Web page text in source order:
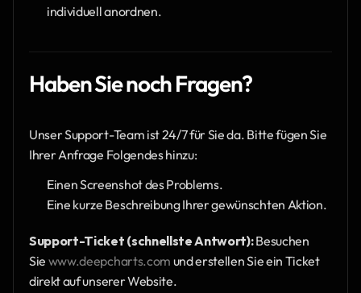
individuell anordnen.
Haben Sie noch Fragen?
Unser Support-Team ist 24/7 für Sie da. Bitte fügen Sie
Ihrer Anfrage Folgendes hinzu:
Einen Screenshot des Problems.
Eine kurze Beschreibung Ihrer gewünschten Aktion.
Support-Ticket (schnellste Antwort): Besuchen
Sie www.deepcharts.com und erstellen Sie ein Ticket
direkt auf unserer Website.